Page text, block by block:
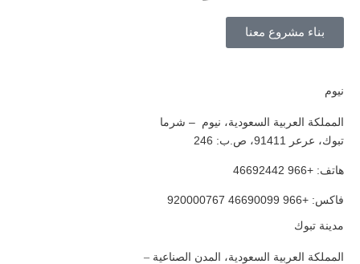
بناء مشروع معنا
نيوم
المملكة العربية السعودية، نيوم – شرما
تبوك، عرعر 91411، ص.ب: 246
هاتف: +966 46692442
فاكس: +966 46690099 920000767
مدينة تبوك
المملكة العربية السعودية، المدن الصناعية –